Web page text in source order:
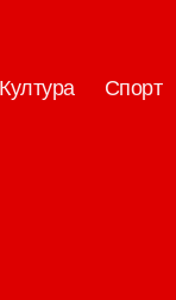
Култура Спорт